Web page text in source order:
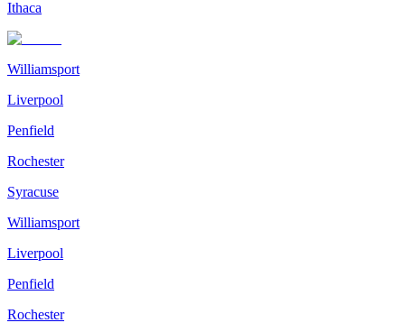
Ithaca
Williamsport
Liverpool
Penfield
Rochester
Syracuse
Williamsport
Liverpool
Penfield
Rochester